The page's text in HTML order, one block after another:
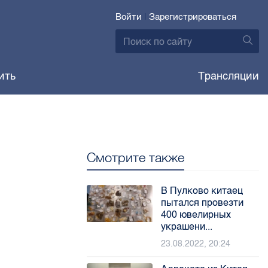
Войти | Зарегистрироваться
Трансляции
Смотрите также
В Пулково китаец
пытался провезти
400 ювелирных
украшени...
23.08.2022, 20:24